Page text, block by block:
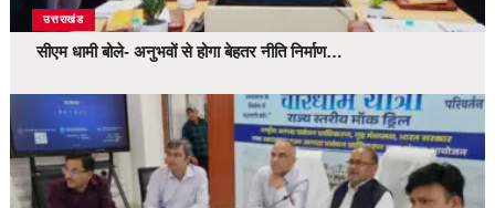
उत्तराखंड
सीएम धामी बोले- अनुभवों से होगा बेहतर नीति निर्माण…